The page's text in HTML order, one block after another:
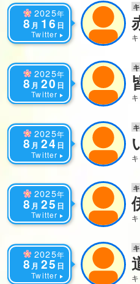
2025年
8 月 16 日
Twitter
2025年
8 月 20 日
Twitter
2025年
8 月 24 日
Twitter
2025年
8月 25 日
Twitter
2025年
8 月 25 日
Twitter